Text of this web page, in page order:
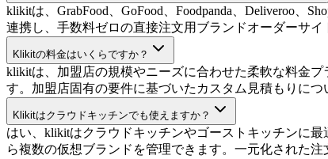
klikitは、GrabFood、GoFood、Foodpanda、Deliveroo、
連携し、手数料ゼロの直接注文用ブランドオーダーサイ
Klikitの料金はいくらですか？
klikitは、加盟店の規模やニーズに合わせた柔軟な料金
す。加盟店固有の要件に基づいたカスタム見積もりにつ
Klikitはクラウドキッチンでも使えますか？
はい、klikitはクラウドキッチンやゴーストキッチンに
ら複数の仮想ブランドを管理できます。一元化された